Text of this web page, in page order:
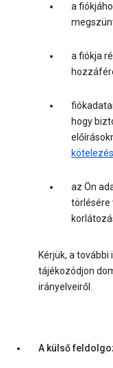
a
a fiókja
hogy
az Ön
törlésére
Kérjük, a
tájékozódjon
irányelveiről.
A külső